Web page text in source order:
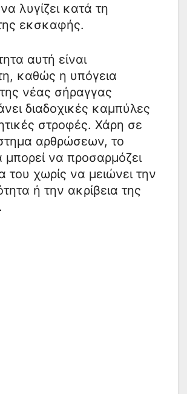
λυγίζει κατά τη
εκσκαφής.
αυτή είναι
καθώς η υπόγεια
νέας σήραγγας
διαδοχικές καμπύλες
στροφές. Χάρη σε
αρθρώσεων, το
να προσαρμόζει
του χωρίς να μειώνει την
ή την ακρίβεια της